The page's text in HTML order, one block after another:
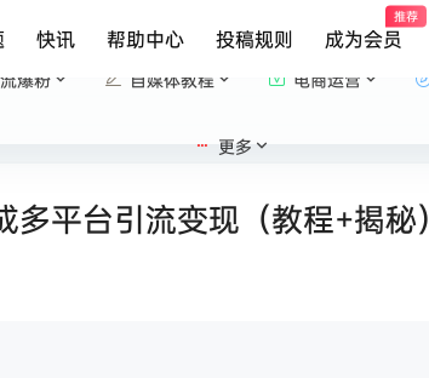
快讯 帮助中心 投稿规则
推荐
成为会员
爆粉 自媒体教程 电商运营
更多
平台引流变现（教程+揭秘）